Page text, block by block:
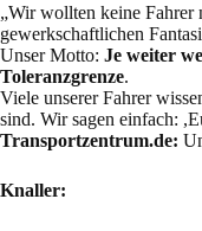
„Wir wollten keine Fahrer
gewerkschaftlichen
Unser Motto: Je weiter
Toleranzgrenze.
Viele unserer Fahrer
sind. Wir sagen einfach:
Transportzentrum.de:
Knaller: